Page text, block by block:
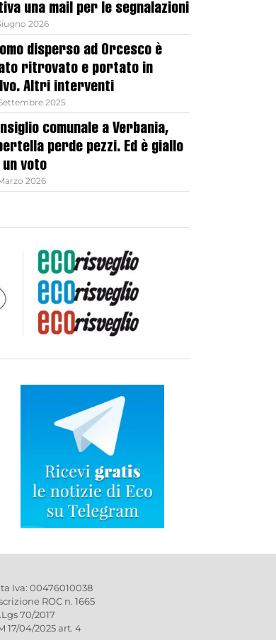
una mail per le segnalazioni
2026
disperso ad Orcesco è
ritrovato e portato in
Altri interventi
2025
comunale a Verbania,
perde pezzi. Ed è giallo
un voto
2026
Iva: 00476010038
ROC n. 1665
70/2017
17/04/2025 art. 4